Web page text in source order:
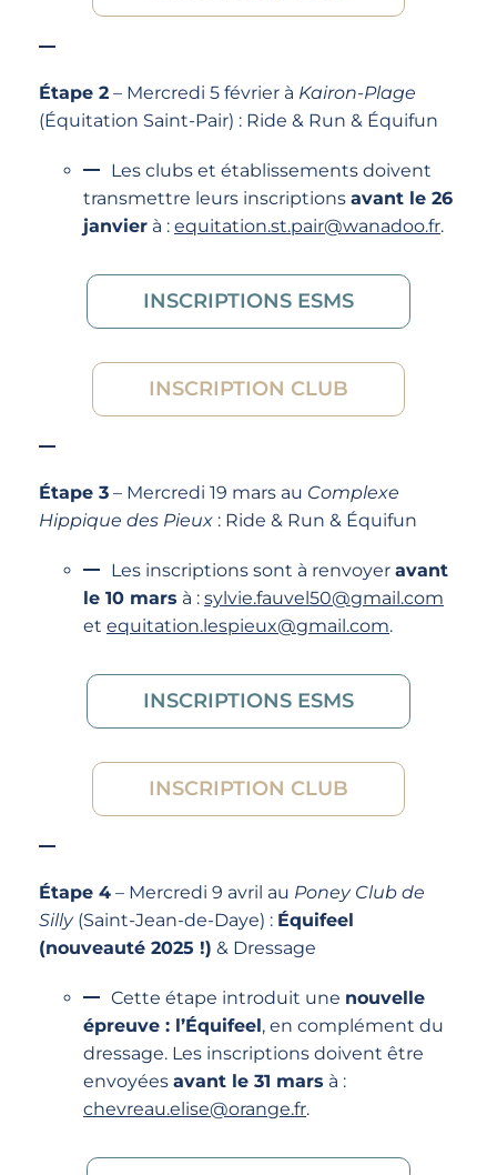
Étape 2 – Mercredi 5 février à Kairon-Plage
(Équitation Saint-Pair) : Ride & Run & Équifun
Les clubs et établissements doivent
transmettre leurs inscriptions avant le 26
janvier à : equitation.st.pair@wanadoo.fr.
INSCRIPTIONS ESMS
INSCRIPTION CLUB
Étape 3 – Mercredi 19 mars au Complexe
Hippique des Pieux : Ride & Run & Équifun
Les inscriptions sont à renvoyer avant
le 10 mars à : sylvie.fauvel50@gmail.com
et equitation.lespieux@gmail.com.
INSCRIPTIONS ESMS
INSCRIPTION CLUB
Étape 4 – Mercredi 9 avril au Poney Club de
Silly(Saint-Jean-de-Daye) : Équifeel
(nouveauté 2025 !) & Dressage
Cette étape introduit une nouvelle
épreuve : l’Équifeel, en complément du
dressage. Les inscriptions doivent être
envoyées avant le 31 mars à :
chevreau.elise@orange.fr.